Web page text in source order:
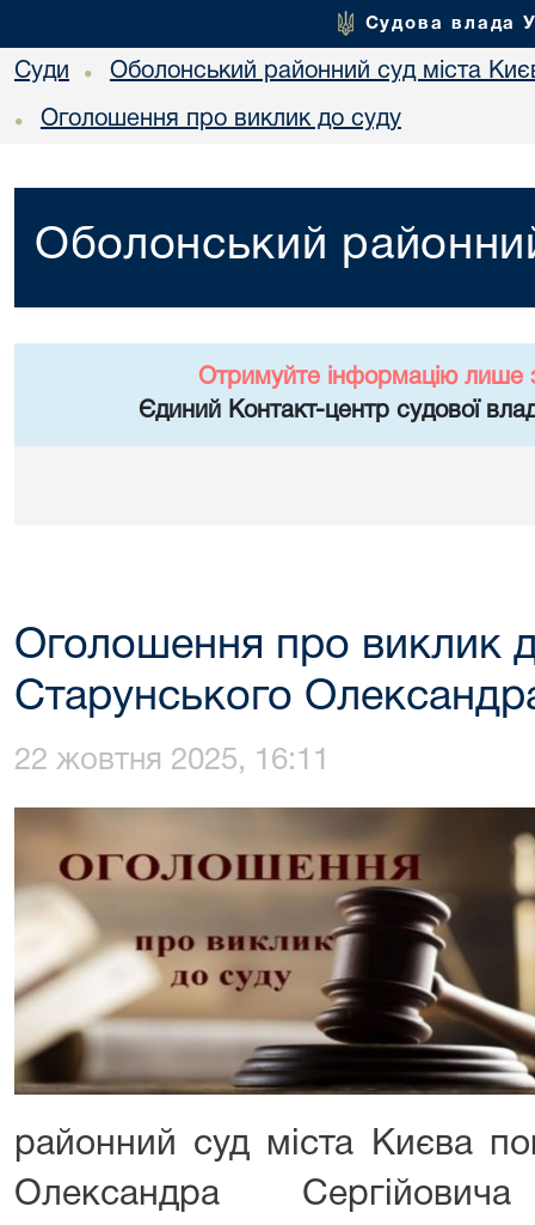
Судова влада
Суди • Оболонський районний суд міста
• Оголошення про виклик до суду
Оболонський
Отримуйте інформацію лише
Єдиний Контакт-центр судової
Оголошення про виклик
Старунського
22 жовтня 2025, 16:11
районний суд міста Києва
Олександра